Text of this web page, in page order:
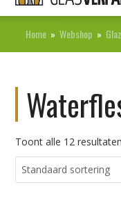
Home » Webshop »
Toont alle 12 resultaten